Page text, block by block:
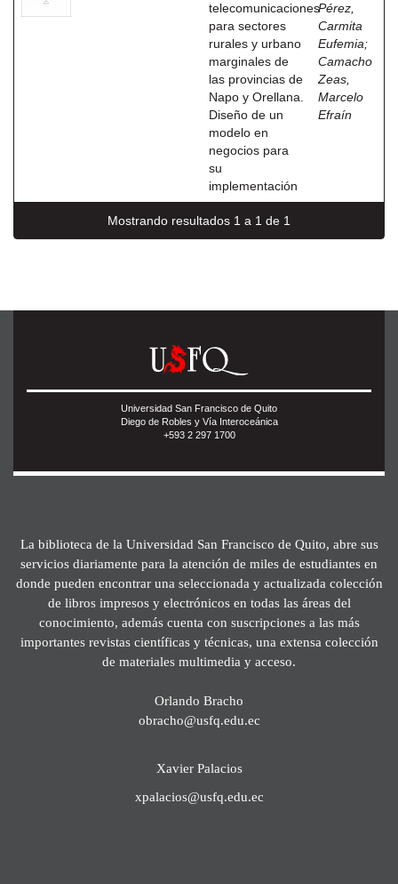
telecomunicaciones
para sectores
rurales y urbano
marginales de
las provincias de
Napo y Orellana.
Diseño de un
modelo en
negocios para
su
implementación
Pérez,
Carmita
Eufemia;
Camacho
Zeas,
Marcelo
Efraín
Mostrando resultados 1 a 1 de 1
Universidad San Francisco de Quito
Diego de Robles y Vía Interoceánica
+593 2 297 1700
La biblioteca de la Universidad San Francisco de Quito, abre sus
servicios diariamente para la atención de miles de estudiantes en
donde pueden encontrar una seleccionada y actualizada colección
de libros impresos y electrónicos en todas las áreas del
conocimiento, además cuenta con suscripciones a las más
importantes revistas científicas y técnicas, una extensa colección
de materiales multimedia y acceso.
Orlando Bracho
obracho@usfq.edu.ec
Xavier Palacios
xpalacios@usfq.edu.ec